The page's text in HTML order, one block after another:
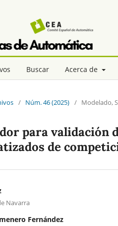
Buscar Acerca de
/ Núm. 46 (2025) / Modelado,
para validación
de
Navarra
Fernández